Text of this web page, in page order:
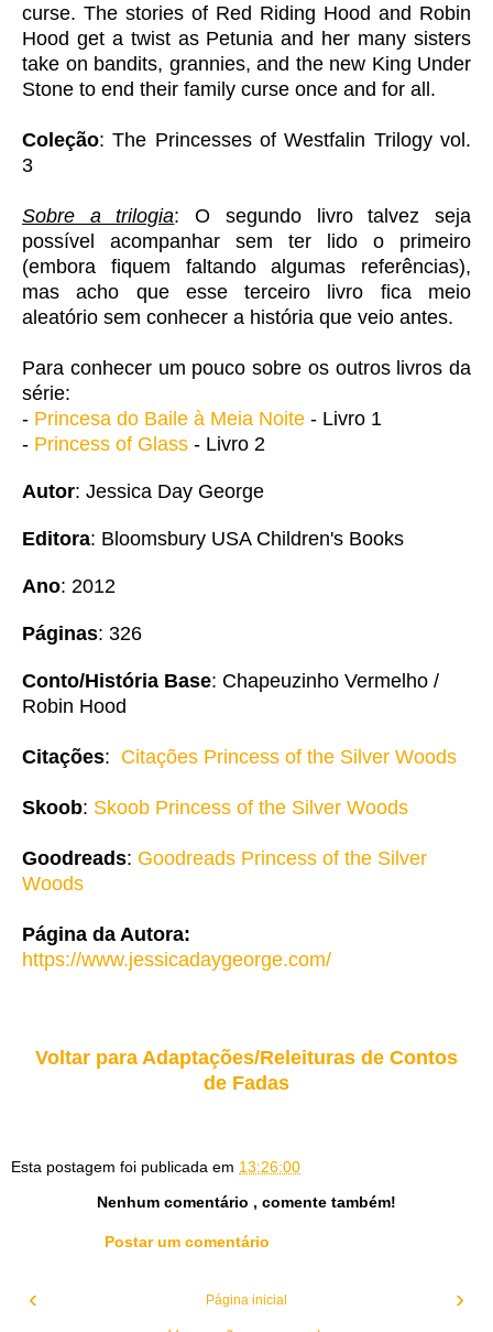
curse. The stories of Red Riding Hood and Robin
Hood get a twist as Petunia and her many sisters
take on bandits, grannies, and the new King Under
Stone to end their family curse once and for all.
Coleção: The Princesses of Westfalin Trilogy vol.
3
Sobre a trilogia: O segundo livro talvez seja
possível acompanhar sem ter lido o primeiro
(embora fiquem faltando algumas referências),
mas acho que esse terceiro livro fica meio
aleatório sem conhecer a história que veio antes.
Para conhecer um pouco sobre os outros livros da
série:
- Princesa do Baile à Meia Noite - Livro 1
- Princess of Glass - Livro 2
Autor: Jessica Day George
Editora: Bloomsbury USA Children's Books
Ano: 2012
Páginas: 326
Conto/História Base: Chapeuzinho Vermelho /
Robin Hood
Citações: Citações Princess of the Silver Woods
Skoob: Skoob Princess of the Silver Woods
Goodreads: Goodreads Princess of the Silver
Woods
Página da Autora:
https://www.jessicadaygeorge.com/
Voltar para Adaptações/Releituras de Contos
de Fadas
Esta postagem foi publicada em 13:26:00
Nenhum comentário , comente também!
Postar um comentário
‹ ›
Página inicial